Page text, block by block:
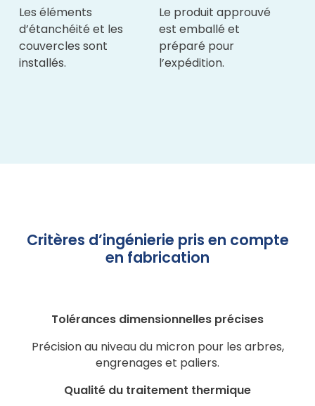
Les éléments
d’étanchéité et les
couvercles sont
installés.
Le produit approuvé
est emballé et
préparé pour
l’expédition.
Critères d’ingénierie pris en compte
en fabrication
Tolérances dimensionnelles précises
Précision au niveau du micron pour les arbres,
engrenages et paliers.
Qualité du traitement thermique